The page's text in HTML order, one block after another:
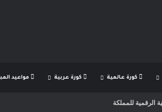
كورة عالمية كورة عربية مواعيد